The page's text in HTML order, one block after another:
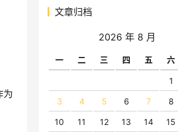
为
文章归档
2026 年 8 月
一 二 三 四 五 六
1
3 4 5 6 7 8
10 11 12 13 14 15